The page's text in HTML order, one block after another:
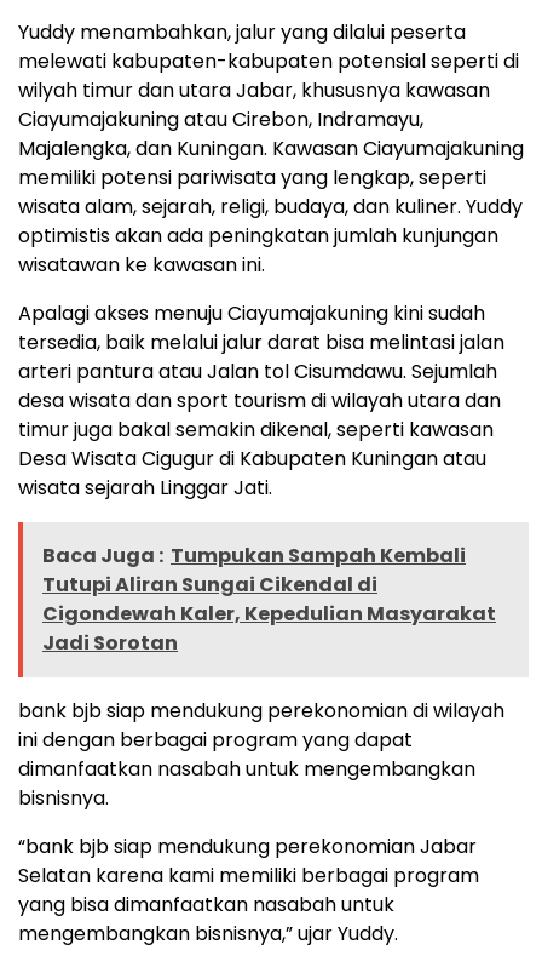
Yuddy menambahkan, jalur yang dilalui peserta
melewati kabupaten-kabupaten potensial seperti di
wilyah timur dan utara Jabar, khususnya kawasan
Ciayumajakuning atau Cirebon, Indramayu,
Majalengka, dan Kuningan. Kawasan Ciayumajakuning
memiliki potensi pariwisata yang lengkap, seperti
wisata alam, sejarah, religi, budaya, dan kuliner. Yuddy
optimistis akan ada peningkatan jumlah kunjungan
wisatawan ke kawasan ini.
Apalagi akses menuju Ciayumajakuning kini sudah
tersedia, baik melalui jalur darat bisa melintasi jalan
arteri pantura atau Jalan tol Cisumdawu. Sejumlah
desa wisata dan sport tourism di wilayah utara dan
timur juga bakal semakin dikenal, seperti kawasan
Desa Wisata Cigugur di Kabupaten Kuningan atau
wisata sejarah Linggar Jati.
Baca Juga : Tumpukan Sampah Kembali
Tutupi Aliran Sungai Cikendal di
Cigondewah Kaler, Kepedulian Masyarakat
Jadi Sorotan
bank bjb siap mendukung perekonomian di wilayah
ini dengan berbagai program yang dapat
dimanfaatkan nasabah untuk mengembangkan
bisnisnya.
“bank bjb siap mendukung perekonomian Jabar
Selatan karena kami memiliki berbagai program
yang bisa dimanfaatkan nasabah untuk
mengembangkan bisnisnya,” ujar Yuddy.